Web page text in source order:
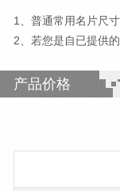
1
普通常用名片尺
2、若您是自已提供
产品价格